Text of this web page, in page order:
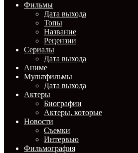
Фильмы
Дата выхода
Топы
Название
Рецензии
Сериалы
Дата выхода
Аниме
Мультфильмы
Дата выхода
Актеры
Биографии
Актеры, которые
Новости
Съемки
Интервью
Фильмография